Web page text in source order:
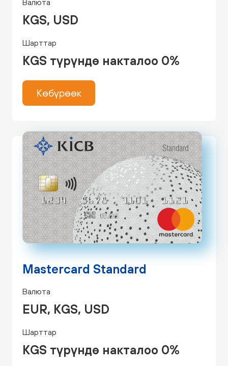
Валюта
KGS, USD
Шарттар
KGS түрүндө накталоо 0%
Көбүрөөк
Mastercard Standard
Валюта
EUR, KGS, USD
Шарттар
KGS түрүндө накталоо 0%